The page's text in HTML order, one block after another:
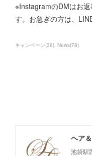
※InstagramのDMはお
す。お急ぎの方は、
キャンペーン(36) News(78)
池袋駅